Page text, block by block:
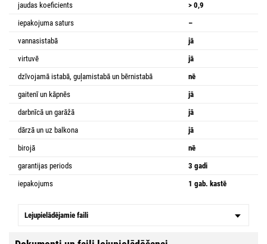
jaudas koeficients
> 0,9
iepakojuma saturs
–
vannasistabā
jā
virtuvē
jā
dzīvojamā istabā, guļamistabā un bērnistabā
nē
gaitenī un kāpnēs
jā
darbnīcā un garāžā
jā
dārzā un uz balkona
jā
birojā
nē
garantijas periods
3 gadi
iepakojums
1 gab. kastē
Lejupielādējamie faili